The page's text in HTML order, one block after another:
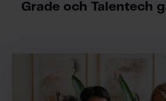
Grade och Talentech